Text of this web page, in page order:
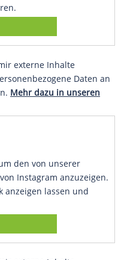
externe Inhalte
Daten an
Mehr dazu in unseren
den von unserer
Instagram anzuzeigen.
anzeigen lassen und